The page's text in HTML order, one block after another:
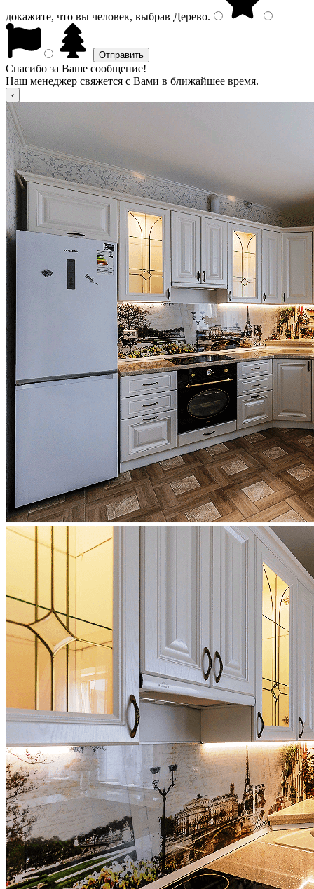
докажите, что вы человек, выбрав Дерево.
Спасибо за Ваше сообщение!
Наш менеджер свяжется с Вами в ближайшее время.